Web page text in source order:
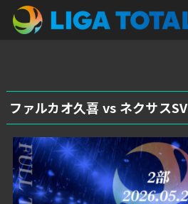
ファルカオ久喜 vs ネクサスSV